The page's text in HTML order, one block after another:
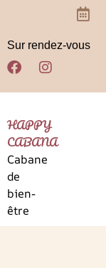
Sur rendez-vous
HAPPY
CABANA
Cabane
de
bien-
être